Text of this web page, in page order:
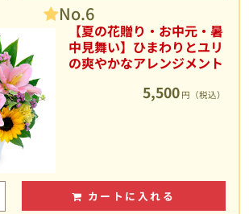
No.6
【夏の花贈り・お中元・暑
中見舞い】ひまわりとユリ
の爽やかなアレンジメント
5,500 円（税込）
カートに入れる